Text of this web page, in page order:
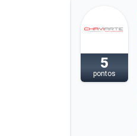
5
pontos